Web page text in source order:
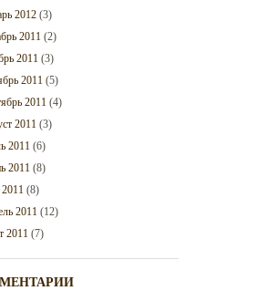
2012 (3)
2011 (2)
2011 (3)
2011 (5)
2011 (4)
2011 (3)
2011 (6)
2011 (8)
2011 (8)
2011 (12)
2011 (7)